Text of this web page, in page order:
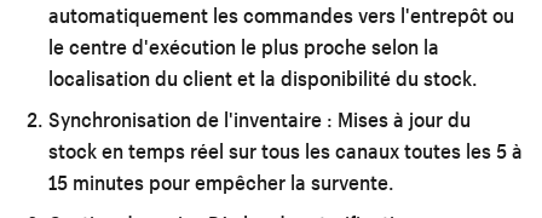
automatiquement les commandes vers l'entrepôt ou
le centre d'exécution le plus proche selon la
localisation du client et la disponibilité du stock.
Synchronisation de l'inventaire : Mises à jour du
stock en temps réel sur tous les canaux toutes les 5 à
15 minutes pour empêcher la survente.